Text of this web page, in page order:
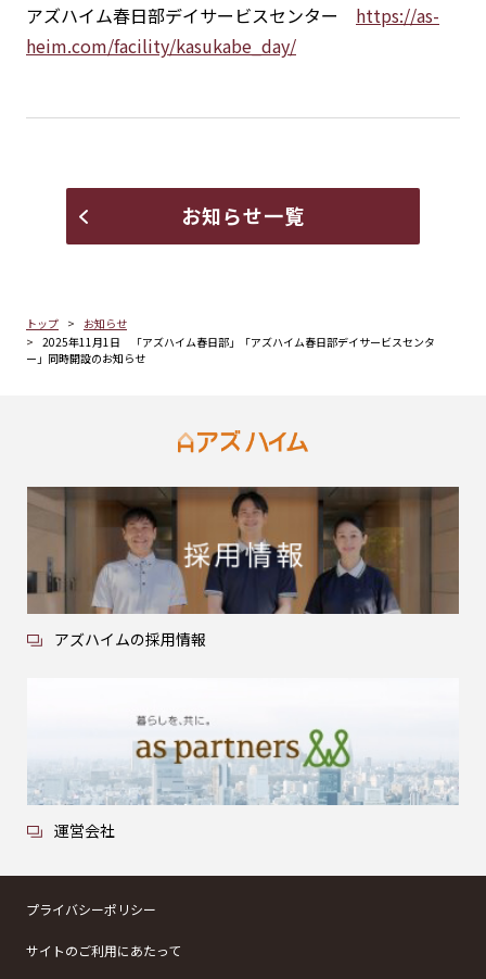
トップ
お知らせ
2025年11月1日 「アズハイム春日部」「アズハイム春日部デイサービスセンタ
ー」同時開設のお知らせ
アズハイム春日部デイサービスセンター https://as-
heim.com/facility/kasukabe_day/
お知らせ一覧
アズハイムの採用情報
運営会社
プライバシーポリシー
サイトのご利用にあたって